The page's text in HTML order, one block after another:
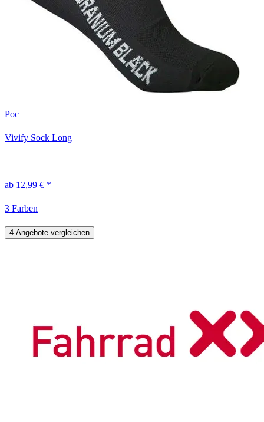
Poc
Vivify Sock Long
ab 12,99 € *
3 Farben
4 Angebote vergleichen